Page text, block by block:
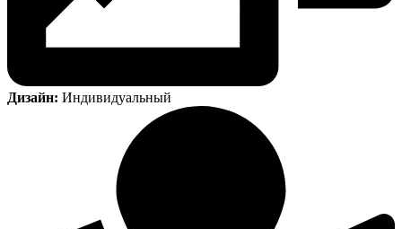
Дизайн: Индивидуальный